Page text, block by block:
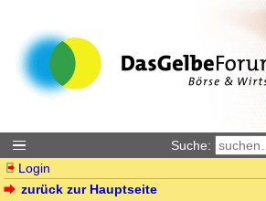
Suche:
Login
zurück zur Hauptseite